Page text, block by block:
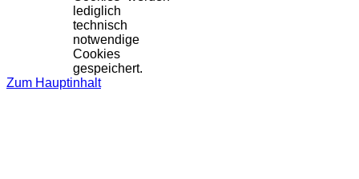
lediglich
technisch
notwendige
Cookies
gespeichert.
Zum Hauptinhalt